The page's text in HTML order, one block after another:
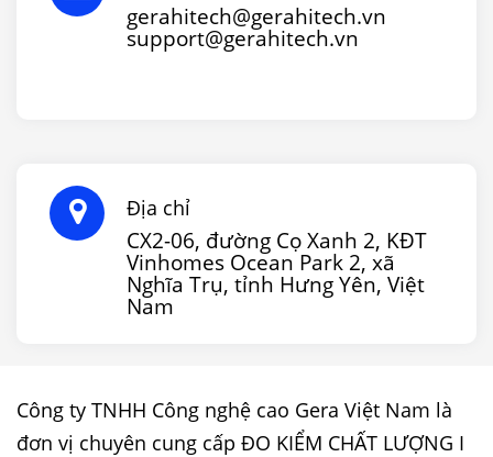
gerahitech@gerahitech.vn
support@gerahitech.vn
Địa chỉ
CX2-06, đường Cọ Xanh 2, KĐT
Vinhomes Ocean Park 2, xã
Nghĩa Trụ, tỉnh Hưng Yên, Việt
Nam
Công ty TNHH Công nghệ cao Gera Việt Nam là
đơn vị chuyên cung cấp ĐO KIỂM CHẤT LƯỢNG I